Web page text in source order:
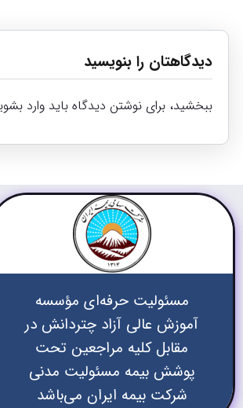
دیدگاهتان را بنویسید
ببخشید، برای نوشتن دیدگاه باید وارد
مسئولیت حرفه‌ای مؤسسه
آموزش عالی آزاد چتردانش در
مقابل کلیه مراجعین تحت
پوشش بیمه مسئولیت مدنی
شرکت بیمه ایران می‌باشد